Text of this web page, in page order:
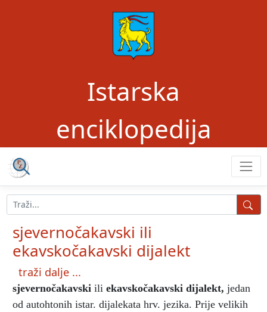
Istarska
enciklopedija
sjevernočakavski ili
ekavskočakavski dijalekt
traži dalje ...
sjevernočakavski ili ekavskočakavski dijalekt, jedan
od autohtonih istar. dijalekata hrv. jezika. Prije velikih